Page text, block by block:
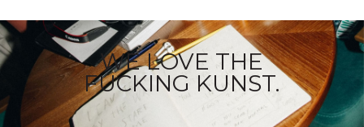
WE LOVE THE
FUCKING KUNST.